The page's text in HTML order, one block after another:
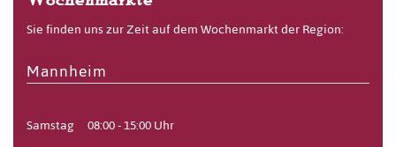
Sie finden uns zur Zeit auf dem Wochenmarkt der Region:
Mannheim
Samstag 08:00 - 15:00 Uhr